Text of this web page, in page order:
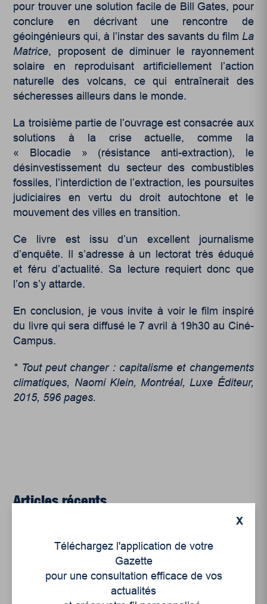
pour trouver une solution facile de Bill Gates, pour
conclure en décrivant une rencontre de
géoingénieurs qui, à l’instar des savants du film La
Matrice, proposent de diminuer le rayonnement
solaire en reproduisant artificiellement l’action
naturelle des volcans, ce qui entraînerait des
sécheresses ailleurs dans le monde.
La troisième partie de l’ouvrage est consacrée aux
solutions à la crise actuelle, comme la
« Blocadie » (résistance anti-extraction), le
désinvestissement du secteur des combustibles
fossiles, l’interdiction de l’extraction, les poursuites
judiciaires en vertu du droit autochtone et le
mouvement des villes en transition.
Ce livre est issu d’un excellent journalisme
d’enquête. Il s’adresse à un lectorat très éduqué
et féru d’actualité. Sa lecture requiert donc que
l’on s’y attarde.
En conclusion, je vous invite à voir le film inspiré
du livre qui sera diffusé le 7 avril à 19h30 au Ciné-
Campus.
* Tout peut changer : capitalisme et changements
climatiques, Naomi Klein, Montréal, Luxe Éditeur,
2015, 596 pages.
Articles récents
Un siècle de Mauriciennes dans la presse
Juillet 2026
Le sport professionnel féminin : en mouvement,
X
Téléchargez l'application de votre
Gazette
pour une consultation efficace de vos
actualités